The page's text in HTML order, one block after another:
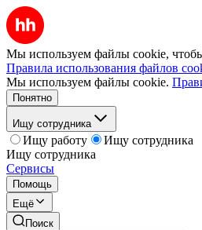
Мы используем файлы cookie, чтобы
Правила использования файлов
Мы используем файлы cookie.
Понятно
Ищу сотрудника
Ищу работу
Ищу сотрудника
Ищу сотрудника
Сервисы
Помощь
Ещё
Поиск